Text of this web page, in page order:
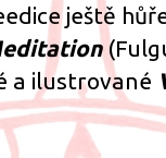
ještě
a ilustrované